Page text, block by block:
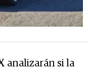
analizarán si la